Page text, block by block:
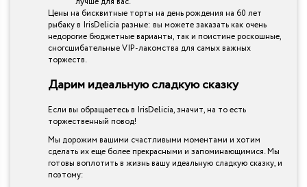
Цены на бисквитные торты на день рождения на 60 лет
рыбаку в IrisDelicia разные: вы можете заказать как очень
недорогие бюджетные варианты, так и поистине роскошные,
сногсшибательные VIP-лакомства для самых важных
торжеств.
Дарим идеальную сладкую сказку
Если вы обращаетесь в IrisDelicia, значит, на то есть
торжественный повод!
Мы дорожим вашими счастливыми моментами и хотим
сделать их еще более прекрасными и запоминающимися. Мы
готовы воплотить в жизнь вашу идеальную сладкую сказку, и
поэтому: